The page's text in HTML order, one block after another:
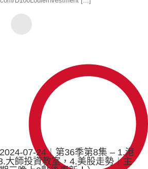
07-24︱第36季第8集 – 1.港
大師投資教室，4.美股走勢︱主